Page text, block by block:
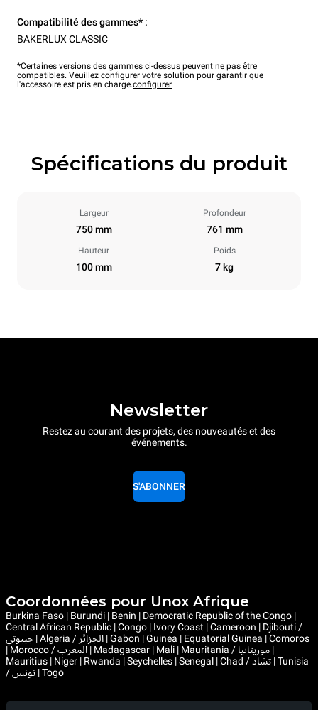
Compatibilité des gammes* :
BAKERLUX CLASSIC
*Certaines versions des gammes ci-dessus peuvent ne pas être
compatibles. Veuillez configurer votre solution pour garantir que
l'accessoire est pris en charge.configurer
Spécifications du produit
Largeur
750 mm
Profondeur
761 mm
Hauteur
100 mm
Poids
7 kg
Newsletter
Restez au courant des projets, des nouveautés et des
événements.
S'ABONNER
Coordonnées pour Unox Afrique
Burkina Faso | Burundi | Benin | Democratic Republic of the Congo |
Central African Republic | Congo | Ivory Coast | Cameroon | Djibouti /
جيبوتي | Algeria / الجزائر | Gabon | Guinea | Equatorial Guinea | Comoros
| Morocco / المغرب | Madagascar | Mali | Mauritania / موريتانيا |
Mauritius | Niger | Rwanda | Seychelles | Senegal | Chad / تشاد | Tunisia
/ تونس | Togo